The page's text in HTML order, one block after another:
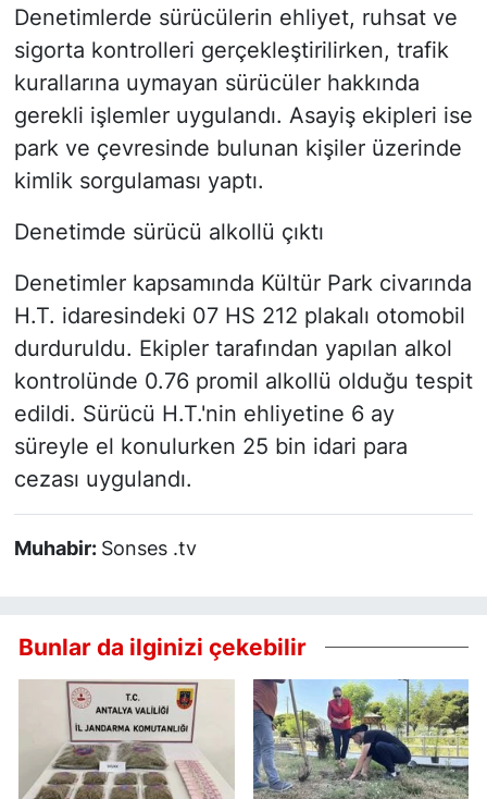
Denetimlerde sürücülerin ehliyet, ruhsat ve
sigorta kontrolleri gerçekleştirilirken, trafik
kurallarına uymayan sürücüler hakkında
gerekli işlemler uygulandı. Asayiş ekipleri ise
park ve çevresinde bulunan kişiler üzerinde
kimlik sorgulaması yaptı.
Denetimde sürücü alkollü çıktı
Denetimler kapsamında Kültür Park civarında
H.T. idaresindeki 07 HS 212 plakalı otomobil
durduruldu. Ekipler tarafından yapılan alkol
kontrolünde 0.76 promil alkollü olduğu tespit
edildi. Sürücü H.T.'nin ehliyetine 6 ay
süreyle el konulurken 25 bin idari para
cezası uygulandı.
Muhabir: Sonses .tv
Bunlar da ilginizi çekebilir